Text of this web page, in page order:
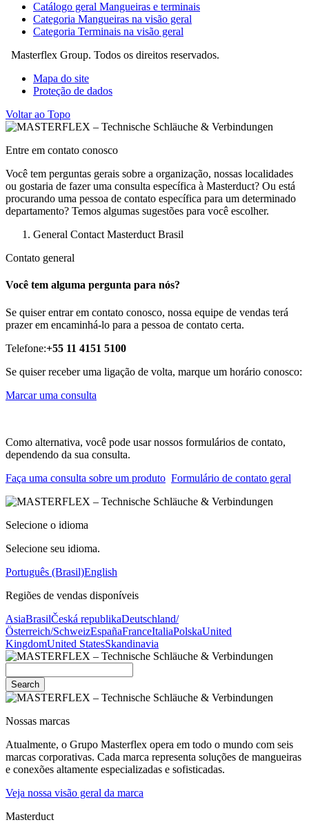
Catálogo geral Mangueiras e terminais
Categoria Mangueiras na visão geral
Categoria Terminais na visão geral
Masterflex Group. Todos os direitos reservados.
Mapa do site
Proteção de dados
Voltar ao Topo
Entre em contato conosco
Você tem perguntas gerais sobre a organização, nossas localidades
ou gostaria de fazer uma consulta específica à Masterduct? Ou está
procurando uma pessoa de contato específica para um determinado
departamento? Temos algumas sugestões para você escolher.
General Contact Masterduct Brasil
Contato general
Você tem alguma pergunta para nós?
Se quiser entrar em contato conosco, nossa equipe de vendas terá
prazer em encaminhá-lo para a pessoa de contato certa.
Telefone:+55 11 4151 5100
Se quiser receber uma ligação de volta, marque um horário conosco:
Marcar uma consulta
Como alternativa, você pode usar nossos formulários de contato,
dependendo da sua consulta.
Faça uma consulta sobre um produto Formulário de contato geral
Selecione o idioma
Selecione seu idioma.
Português (Brasil)English
Regiões de vendas disponíveis
AsiaBrasilČeská republikaDeutschland/
Österreich/SchweizEspañaFranceItaliaPolskaUnited
KingdomUnited StatesSkandinavia
Search
Nossas marcas
Atualmente, o Grupo Masterflex opera em todo o mundo com seis
marcas corporativas. Cada marca representa soluções de mangueiras
e conexões altamente especializadas e sofisticadas.
Veja nossa visão geral da marca
Masterduct